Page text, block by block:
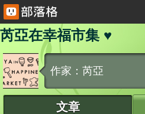
芮亞在幸福市集 ♥
作家：芮亞
文章